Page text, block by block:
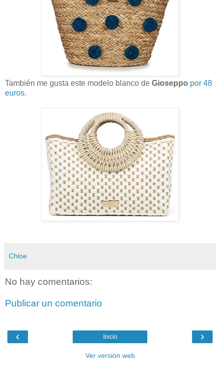
También me gusta este modelo blanco de Gioseppo por 48
euros.
Chloe
No hay comentarios:
Publicar un comentario
‹ ›
Inicio
Ver versión web